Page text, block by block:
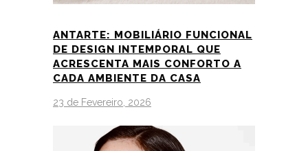
ANTARTE: MOBILIÁRIO FUNCIONAL
DE DESIGN INTEMPORAL QUE
ACRESCENTA MAIS CONFORTO A
CADA AMBIENTE DA CASA
23 de Fevereiro, 2026